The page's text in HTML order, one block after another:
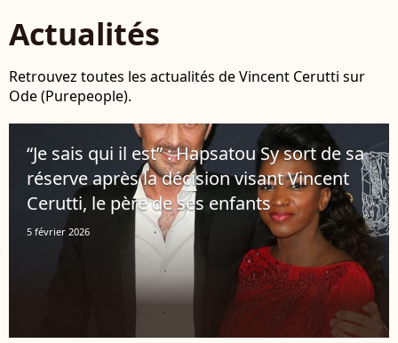
Actualités
Retrouvez toutes les actualités de Vincent Cerutti sur
Ode (Purepeople).
“Je sais qui il est” : Hapsatou Sy sort de sa
réserve après la décision visant Vincent
Cerutti, le père de ses enfants
5 février 2026